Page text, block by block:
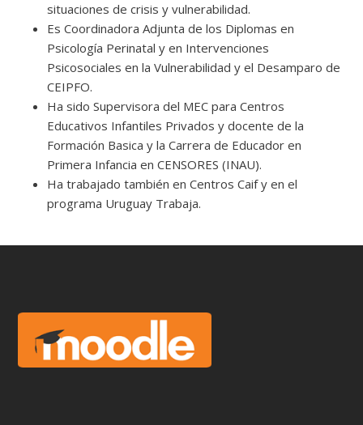
situaciones de crisis y vulnerabilidad.
Es Coordinadora Adjunta de los Diplomas en
Psicología Perinatal y en Intervenciones
Psicosociales en la Vulnerabilidad y el Desamparo de
CEIPFO.
Ha sido Supervisora del MEC para Centros
Educativos Infantiles Privados y docente de la
Formación Basica y la Carrera de Educador en
Primera Infancia en CENSORES (INAU).
Ha trabajado también en Centros Caif y en el
programa Uruguay Trabaja.